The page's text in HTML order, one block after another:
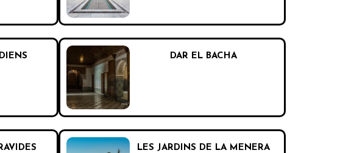
DAR EL BACHA
LES JARDINS DE LA MENERA